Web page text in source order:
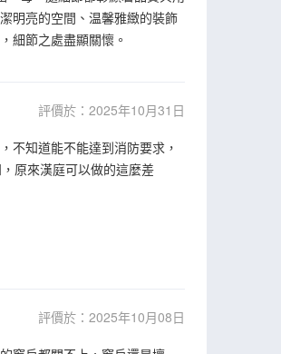
明亮的空間、温馨雅緻的裝飾
細節之處盡顯關懷。
評價於：2025年10月31日
不知道能不能達到消防要求，
原來漢庭可以做的這麼差
評價於：2025年10月08日